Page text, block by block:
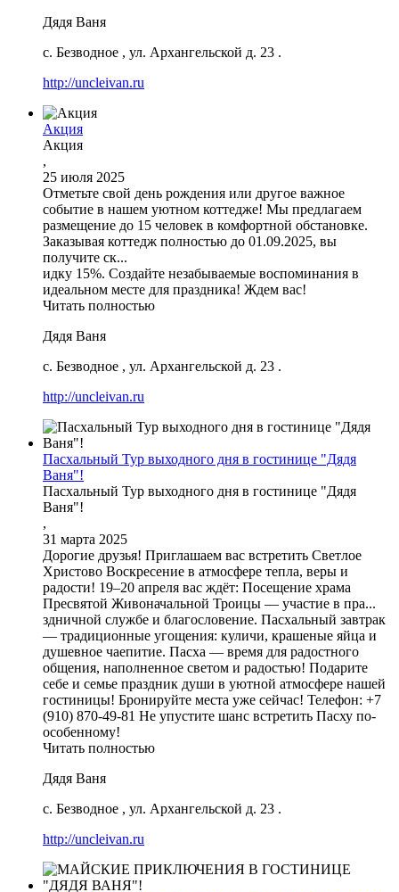
Дядя Ваня
с. Безводное , ул. Архангельской д. 23 .
http://uncleivan.ru
Акция
Акция
,
25 июля 2025
Отметьте свой день рождения или другое важное
событие в нашем уютном коттедже! Мы предлагаем
размещение до 15 человек в комфортной обстановке.
Заказывая коттедж полностью до 01.09.2025, вы
получите ск...
идку 15%. Создайте незабываемые воспоминания в
идеальном месте для праздника! Ждем вас!
Читать полностью
Дядя Ваня
с. Безводное , ул. Архангельской д. 23 .
http://uncleivan.ru
Пасхальный Тур выходного дня в гостинице "Дядя
Ваня"!
Пасхальный Тур выходного дня в гостинице "Дядя
Ваня"!
,
31 марта 2025
Дорогие друзья! Приглашаем вас встретить Светлое
Христово Воскресение в атмосфере тепла, веры и
радости! 19–20 апреля вас ждёт: Посещение храма
Пресвятой Живоначальной Троицы — участие в пра...
здничной службе и благословение. Пасхальный завтрак
— традиционные угощения: куличи, крашеные яйца и
душевное чаепитие. Пасха — время для радостного
общения, наполненное светом и радостью! Подарите
себе и семье праздник души в уютной атмосфере нашей
гостиницы! Бронируйте места уже сейчас! Телефон: +7
(910) 870-49-81 Не упустите шанс встретить Пасху по-
особенному!
Читать полностью
Дядя Ваня
с. Безводное , ул. Архангельской д. 23 .
http://uncleivan.ru